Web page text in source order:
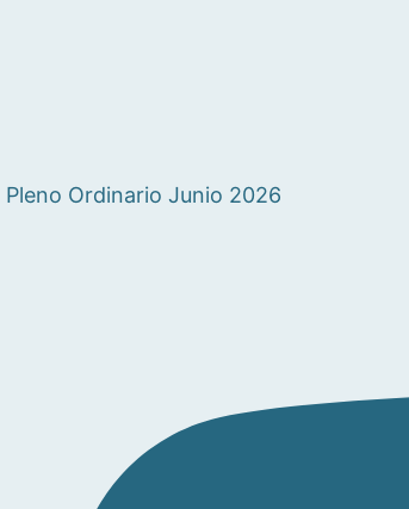
Pleno Ordinario Junio 2026